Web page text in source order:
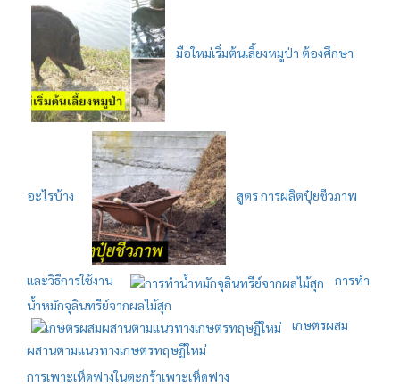
มือใหม่เริ่มต้นเลี้ยงหมูป่า ต้องศึกษา
อะไรบ้าง สูตร การผลิตปุ๋ยชีวภาพ
และวิธีการใช้งาน
การทำ
น้ำหมักจุลินทรีย์จากผลไม้สุก
เกษตรผสม
ผสานตามแนวทางเกษตรทฤษฏีใหม่
การเพาะเห็ดฟางในตะกร้าเพาะเห็ดฟาง